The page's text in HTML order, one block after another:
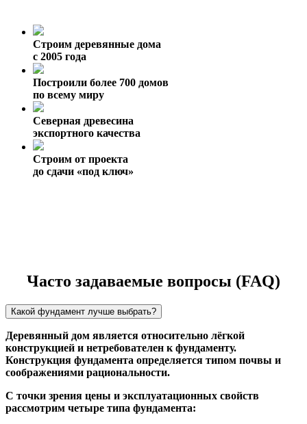
Строим деревянные дома
с 2005 года
Построили более 700 домов
по всему миру
Северная древесина
экспортного качества
Строим от проекта
до сдачи «под ключ»
Часто задаваемые вопросы (FAQ)
Какой фундамент лучше выбрать?
Деревянный дом является относительно лёгкой
конструкцией и нетребователен к фундаменту.
Конструкция фундамента определяется типом почвы и
соображениями рациональности.
С точки зрения цены и эксплуатационных свойств
рассмотрим четыре типа фундамента: